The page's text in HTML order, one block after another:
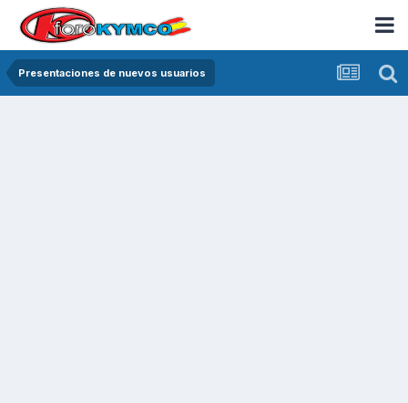
Presentaciones de nuevos usuarios